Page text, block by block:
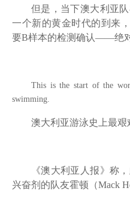
但是，当下澳大利亚
一个新的黄金时代的到来，
要B样本的检测确认——绝
This is the start of the
swimming.
澳大利亚游泳史上最艰
《澳大利亚人报》称
兴奋剂的队友霍顿（Mack